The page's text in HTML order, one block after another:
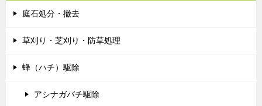
庭石処分・撤去
草刈り・芝刈り・防草処理
蜂（ハチ）駆除
アシナガバチ駆除